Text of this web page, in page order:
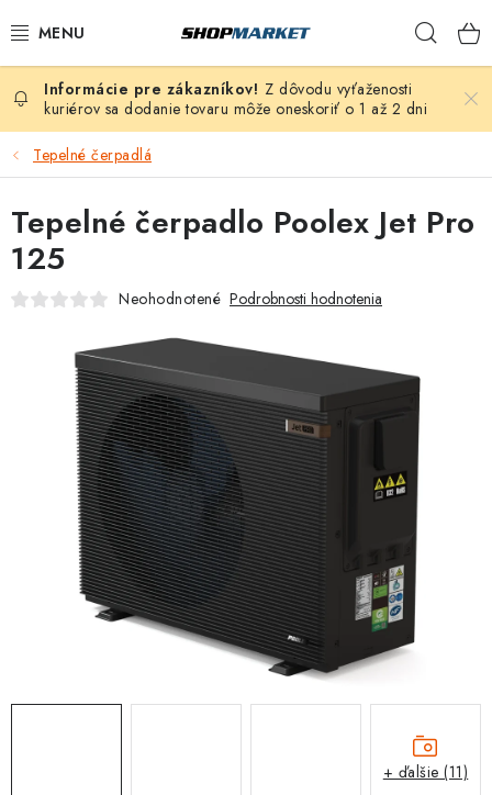
na
VÍRIVÉ VANE
SAUNY
BAZÉNY
NAFUKOVACIE VÍRIVKY
ZÁHRADA
DEZINFEKCIA A ČISTENIE
PROTIZÁPLAVOVÉ A HASIACE ZARIADENIA
OBCHODNÉ PODMIENKY
KONTAKTY
Podmienky ochrany osobných údajov
Z dôvodu vyťaženosti
kuriérov sa dodanie tovaru môže oneskoriť o 1 až 2 dni
Tepelné čerpadlá
Tepelné čerpadlo Poolex Jet Pro
125
Neohodnotené Podrobnosti hodnotenia
+ ďalšie (11)